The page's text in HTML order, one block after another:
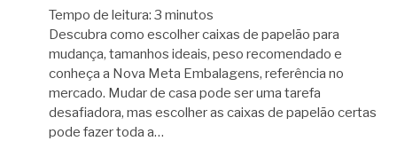
Tempo de leitura: 3 minutos
Descubra como escolher caixas de papelão para
mudança, tamanhos ideais, peso recomendado e
conheça a Nova Meta Embalagens, referência no
mercado. Mudar de casa pode ser uma tarefa
desafiadora, mas escolher as caixas de papelão certas
pode fazer toda a…